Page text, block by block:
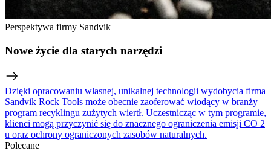
Perspektywa firmy Sandvik
Nowe życie dla starych narzędzi
Dzięki opracowaniu własnej, unikalnej technologii wydobycia firma
Sandvik Rock Tools może obecnie zaoferować wiodący w branży
program recyklingu zużytych wiertł. Uczestnicząc w tym programie,
klienci mogą przyczynić się do znacznego ograniczenia emisji CO 2
u oraz ochrony ograniczonych zasobów naturalnych.
Polecane